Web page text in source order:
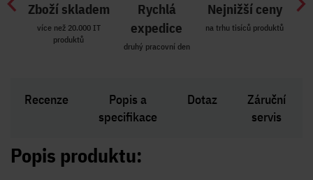
Zboží skladem
více než 20.000 IT
produktů
Rychlá
expedice
druhý pracovní den
Nejnižší ceny
na trhu tisíců produktů
Recenze
Popis a
specifikace
Dotaz
Záruční
servis
Popis produktu: